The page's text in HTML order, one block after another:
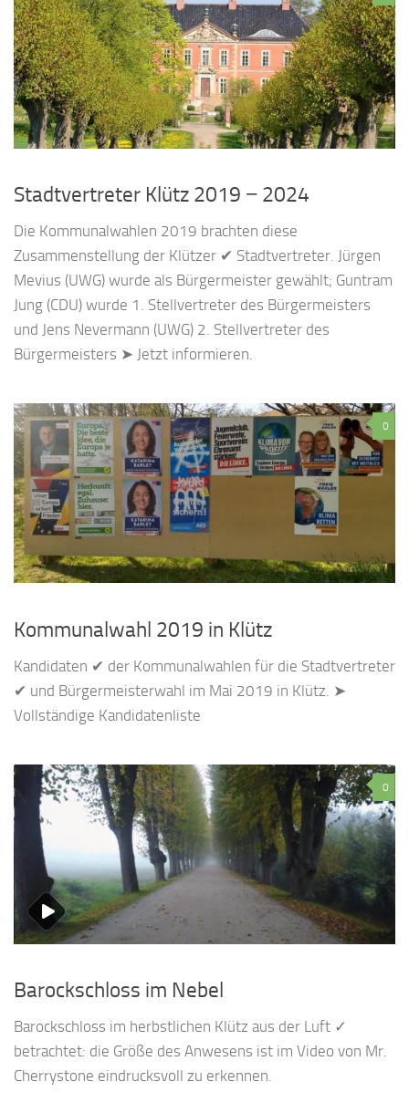
Stadtvertreter Klütz 2019 − 2024
Die Kommunalwahlen 2019 brachten diese
Zusammenstellung der Klützer ✔ Stadtvertreter. Jürgen
Mevius (UWG) wurde als Bürgermeister gewählt; Guntram
Jung (CDU) wurde 1. Stellvertreter des Bürgermeisters
und Jens Nevermann (UWG) 2. Stellvertreter des
Bürgermeisters ➤ Jetzt informieren.
0
Kommunalwahl 2019 in Klütz
Kandidaten ✔ der Kommunalwahlen für die Stadtvertreter
✔ und Bürgermeisterwahl im Mai 2019 in Klütz. ➤
Vollständige Kandidatenliste
0
Barockschloss im Nebel
Barockschloss im herbstlichen Klütz aus der Luft ✓
betrachtet: die Größe des Anwesens ist im Video von Mr.
Cherrystone eindrucksvoll zu erkennen.